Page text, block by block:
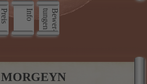
Preis Info B
e
w
e
r
­
t
u
n
g
e
n
MORGEYN